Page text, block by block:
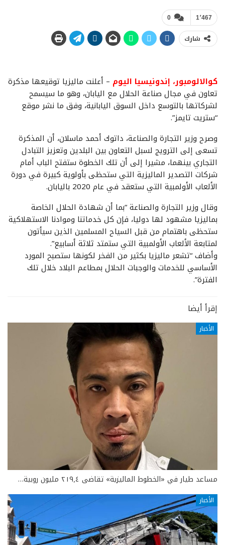
0 1٬467
شارك
كوالالومبور، إندونيسيا اليوم – أعلنت ماليزيا توقيعها مذكرة
تعاون في مجال صناعة الحلال مع اليابان، وهو ما سيسمح
لشركاتها بالتوسع داخل السوق اليابانية، وفق ما نشر موقع
“ستريت تايمز”.
وصرح وزير التجارة والصناعة، داتوك أحمد ماسلان، أن المذكرة
تسعى إلى الترويج لسبل التعاون بين البلدين وتعزيز التبادل
التجاري بينهما، مشيرا إلى أن تلك الخطوة ستفتح الباب أمام
شركات التصدير الماليزية التي ستحظى بأولوية كبيرة في دورة
الألعاب الأولمبية التي ستعقد في عام 2020 باليابان.
وقال وزير التجارة والصناعة “بما أن شهادة الحلال الخاصة
بماليزيا مشهود لها دوليا، فإن كل خدماتنا وموادنا الاستهلاكية
ستحظى باهتمام من قبل السياح المسلمين الذين سيأتون
لمتابعة الألعاب الأولمبية التي ستمتد ثلاثة أسابيع”.
وأضاف “تشعر ماليزيا بكثير من الفخر لكونها ستصبح المورد
الأساسي للخدمات والوجبات الحلال بمطاعم البلاد خلال تلك
الفترة”.
إقرأ أيضا
الأخبار
مساعد طيار في «الخطوط الماليزية» تقاضى ٢١٩٫٤ مليون روبية…
الأخبار